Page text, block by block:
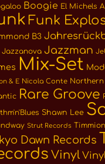
Boogie El Michels
Funk
B3
Jazzanova Jazzman
Mix-Set
& E Nicola Conte Northern
Rare Groove
Shawn Lee
Strut Records Timmion
Dawn Records
Vinyl